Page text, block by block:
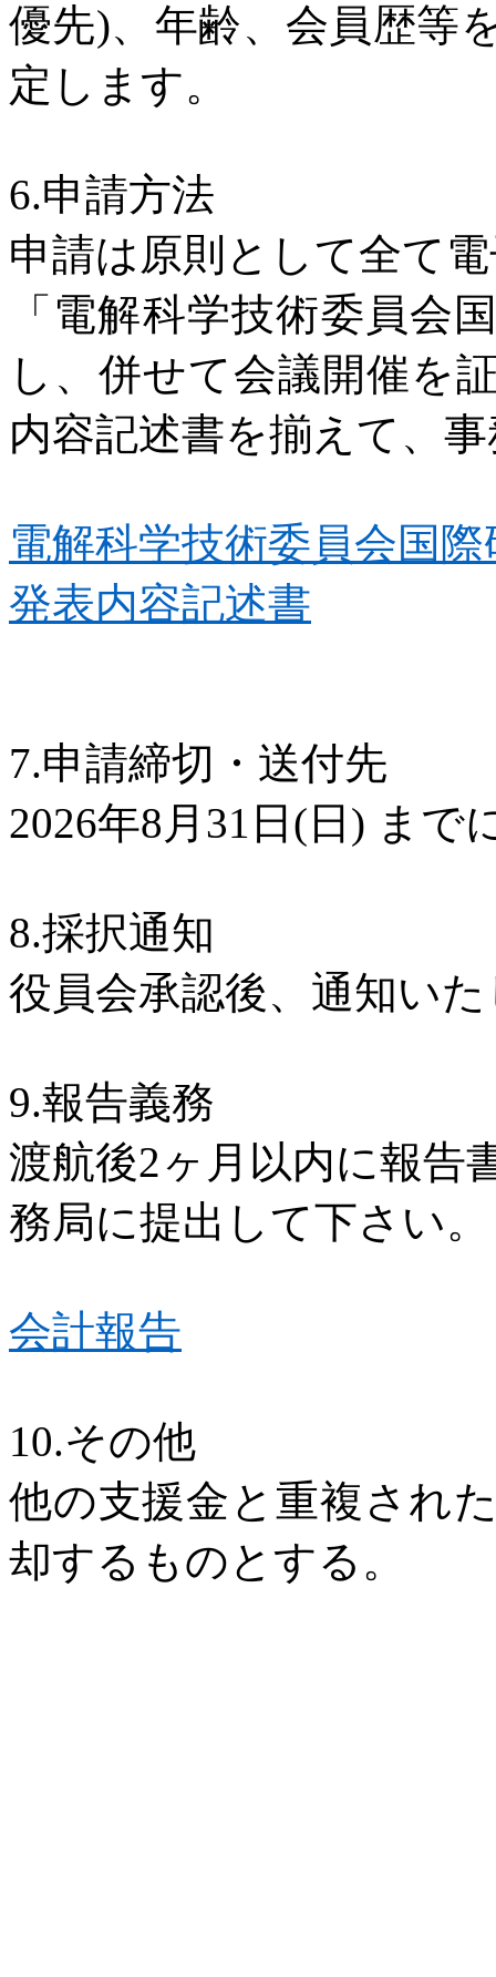
優先)、年齢、会員歴等
定します。
6.申請方法
申請は原則として全て
「電解科学技術委員
し、併せて会議開催を
内容記述書を揃えて、
電解科学技術委員会国
発表内容記述書
7.申請締切・送付先
2026年8 月 31 日 ( 日 ) まで
8.採択通知
役員会承認後、通知い
9.報告義務
渡航後2ヶ月以内に報告
務局に提出して下さい。
会計報告
10.その他
他の支援金と重複され
却するものとする。